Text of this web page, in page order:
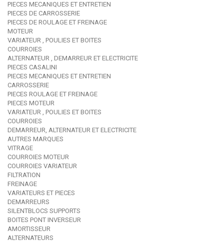
PIECES MECANIQUES ET ENTRETIEN
PIECES DE CARROSSERIE
PIECES DE ROULAGE ET FREINAGE
MOTEUR
VARIATEUR , POULIES ET BOITES
COURROIES
ALTERNATEUR , DEMARREUR ET ELECTRICITE
PIECES CASALINI
PIECES MECANIQUES ET ENTRETIEN
CARROSSERIE
PIECES ROULAGE ET FREINAGE
PIECES MOTEUR
VARIATEUR , POULIES ET BOITES
COURROIES
DEMARREUR, ALTERNATEUR ET ELECTRICITE
AUTRES MARQUES
VITRAGE
COURROIES MOTEUR
COURROIES VARIATEUR
FILTRATION
FREINAGE
VARIATEURS ET PIECES
DEMARREURS
SILENTBLOCS SUPPORTS
BOITES PONT INVERSEUR
AMORTISSEUR
ALTERNATEURS